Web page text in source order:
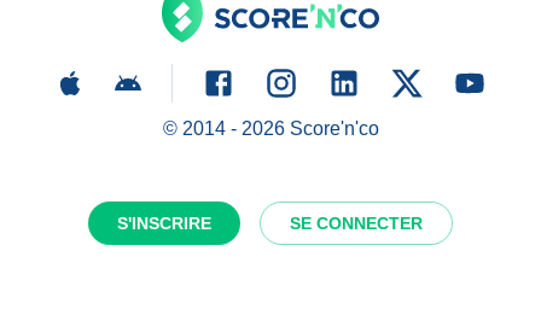
S'INSCRIRE SE CONNECTER
© 2014 - 2026Score'n'co